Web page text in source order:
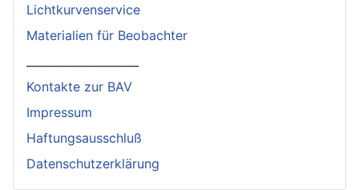
Lichtkurvenservice
Materialien für Beobachter
Kontakte zur BAV
Impressum
Haftungsausschluß
Datenschutzerklärung